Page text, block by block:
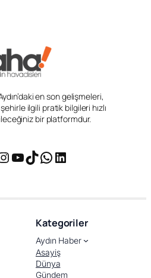
en son gelişmeleri,
ilgili pratik bilgileri hızlı
bir platformdur.
YouTube
TikTok
WhatsApp
LinkedIn
Kategoriler
Aydın Haber
Asayiş
Dünya
Gündem